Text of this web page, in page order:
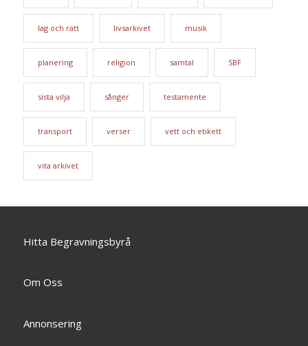
lag och rätt livsarkivet musik
planering religion samtal SBF
sista vilja sånger testamente
transport verser vett och etikett
vita arkivet
Hitta Begravningsbyrå
Om Oss
Annonsering